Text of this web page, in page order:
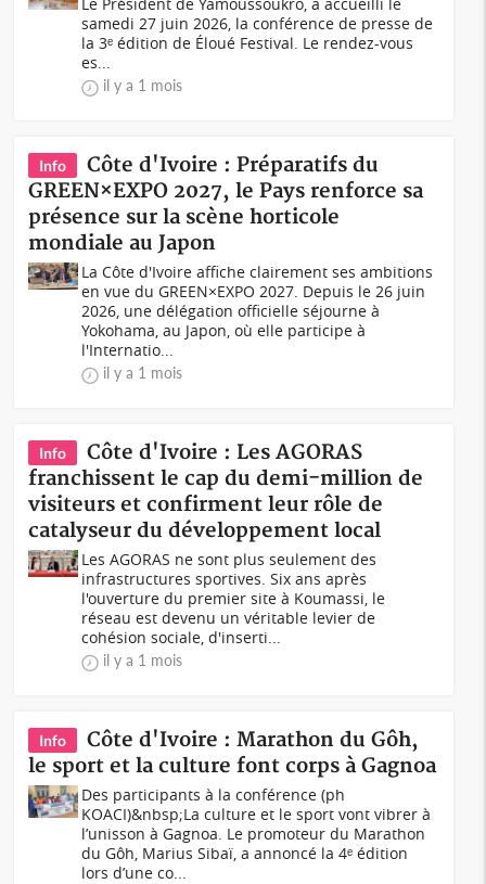
samedi 27 juin 2026, la conférence de presse de
la 3ᵉ édition de Éloué Festival. Le rendez-vous
es...
il y a 1 mois
Info
Côte d'Ivoire : Préparatifs du
GREEN×EXPO 2027, le Pays renforce sa
présence sur la scène horticole
mondiale au Japon
La Côte d'Ivoire affiche clairement ses ambitions
en vue du GREEN×EXPO 2027. Depuis le 26 juin
2026, une délégation officielle séjourne à
Yokohama, au Japon, où elle participe à
l'Internatio...
il y a 1 mois
Info
Côte d'Ivoire : Les AGORAS
franchissent le cap du demi-million de
visiteurs et confirment leur rôle de
catalyseur du développement local
Les AGORAS ne sont plus seulement des
infrastructures sportives. Six ans après
l'ouverture du premier site à Koumassi, le
réseau est devenu un véritable levier de
cohésion sociale, d'inserti...
il y a 1 mois
Info
Côte d'Ivoire : Marathon du Gôh,
le sport et la culture font corps à Gagnoa
Des participants à la conférence (ph
KOACI)&nbsp;La culture et le sport vont vibrer à
l’unisson à Gagnoa. Le promoteur du Marathon
du Gôh, Marius Sibaï, a annoncé la 4ᵉ édition
lors d’une co...